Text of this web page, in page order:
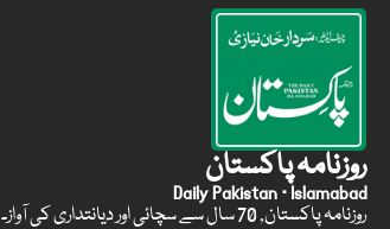
روزنامہ پاکستان
Daily Pakistan · Islamabad
روزنامہ پاکستان, 70 سال سے سچائی اور دیانتداری کی آواز۔